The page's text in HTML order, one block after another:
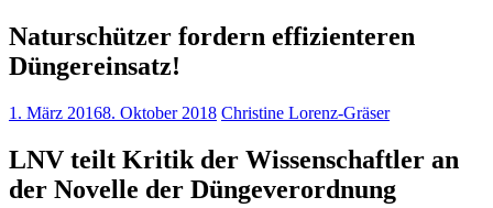
Naturschützer fordern effizienteren
Düngereinsatz!
1. März 20168. Oktober 2018 Christine Lorenz-Gräser
LNV teilt Kritik der Wissenschaftler an
der Novelle der Düngeverordnung